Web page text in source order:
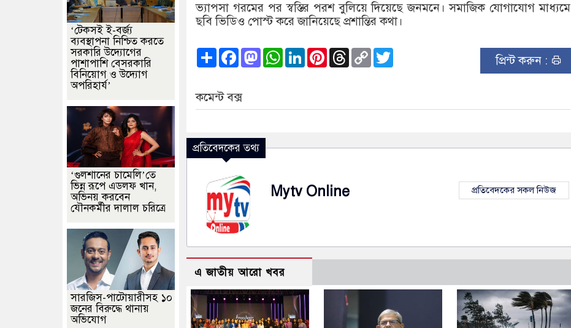
ভ্যাপসা গরমের পর স্বস্তির পরশ বুলিয়ে দিয়েছে জনমনে। সমাজিক যোগাযোগ মাধ্যমে
ছবি ভিডিও পোস্ট করে জানিয়েছে প্রশান্তির কথা।
ShareFacebook
Mastodon
WhatsApp
LinkedInPinterest
Threads
Copy
Link প্রিন্ট করুন :
কমেন্ট বক্স
প্রতিবেদকের তথ্য
Mytv Online প্রতিবেদকের সকল নিউজ
এ জাতীয় আরো খবর
‘টেকসই ই-বর্জ্য
ব্যবস্থাপনা নিশ্চিত করতে
সরকারি উদ্যোগের
পাশাপাশি বেসরকারি
বিনিয়োগ ও উদ্যোগ
অপরিহার্য’
‘গুলশানের চামেলি’তে
ভিন্ন রূপে এডলফ খান,
অভিনয় করবেন
যৌনকর্মীর দালাল চরিত্রে
সারজিস-পাটোয়ারীসহ ১০
জনের বিরুদ্ধে থানায়
অভিযোগ